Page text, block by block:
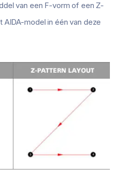
van een F-vorm of een Z-
AIDA-model in één van deze